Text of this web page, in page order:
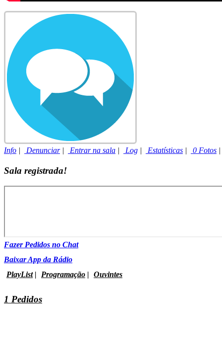
Info | Denunciar| Entrar na sala | Log | Estatísticas | 0 Fotos
Sala registrada!
Fazer Pedidos no Chat
Baixar App da Rádio
PlayList| Programação | Ouvintes
1 Pedidos